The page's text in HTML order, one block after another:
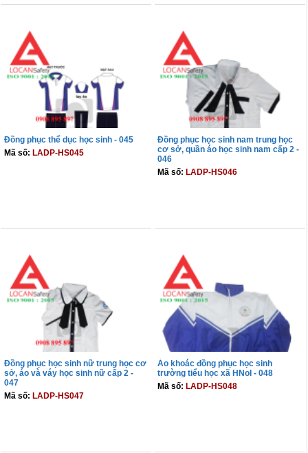
Đồng phục thể dục học sinh - 045
Mã số: LADP-HS045
Đồng phục học sinh nam trung học
cơ sở, quần áo học sinh nam cấp 2 -
046
Mã số: LADP-HS046
Đồng phục học sinh nữ trung học cơ
sở, áo và váy học sinh nữ cấp 2 -
047
Mã số: LADP-HS047
Áo khoác đồng phục học sinh
trường tiểu học xã HNoI - 048
Mã số: LADP-HS048